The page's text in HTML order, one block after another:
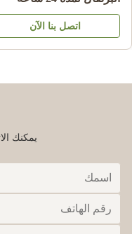
اتصل بنا الآن
يمكنك